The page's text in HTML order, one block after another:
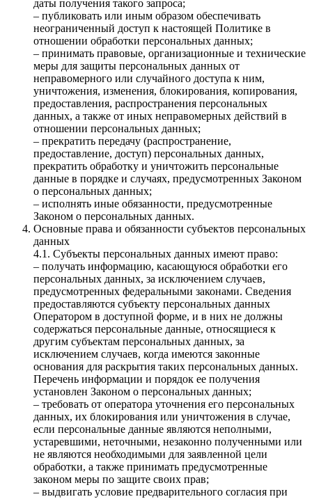
даты получения такого запроса;
– публиковать или иным образом обеспечивать
неограниченный доступ к настоящей Политике в
отношении обработки персональных данных;
– принимать правовые, организационные и технические
меры для защиты персональных данных от
неправомерного или случайного доступа к ним,
уничтожения, изменения, блокирования, копирования,
предоставления, распространения персональных
данных, а также от иных неправомерных действий в
отношении персональных данных;
– прекратить передачу (распространение,
предоставление, доступ) персональных данных,
прекратить обработку и уничтожить персональные
данные в порядке и случаях, предусмотренных Законом
о персональных данных;
– исполнять иные обязанности, предусмотренные
Законом о персональных данных.
Основные права и обязанности субъектов персональных
данных
4.1. Субъекты персональных данных имеют право:
– получать информацию, касающуюся обработки его
персональных данных, за исключением случаев,
предусмотренных федеральными законами. Сведения
предоставляются субъекту персональных данных
Оператором в доступной форме, и в них не должны
содержаться персональные данные, относящиеся к
другим субъектам персональных данных, за
исключением случаев, когда имеются законные
основания для раскрытия таких персональных данных.
Перечень информации и порядок ее получения
установлен Законом о персональных данных;
– требовать от оператора уточнения его персональных
данных, их блокирования или уничтожения в случае,
если персональные данные являются неполными,
устаревшими, неточными, незаконно полученными или
не являются необходимыми для заявленной цели
обработки, а также принимать предусмотренные
законом меры по защите своих прав;
– выдвигать условие предварительного согласия при